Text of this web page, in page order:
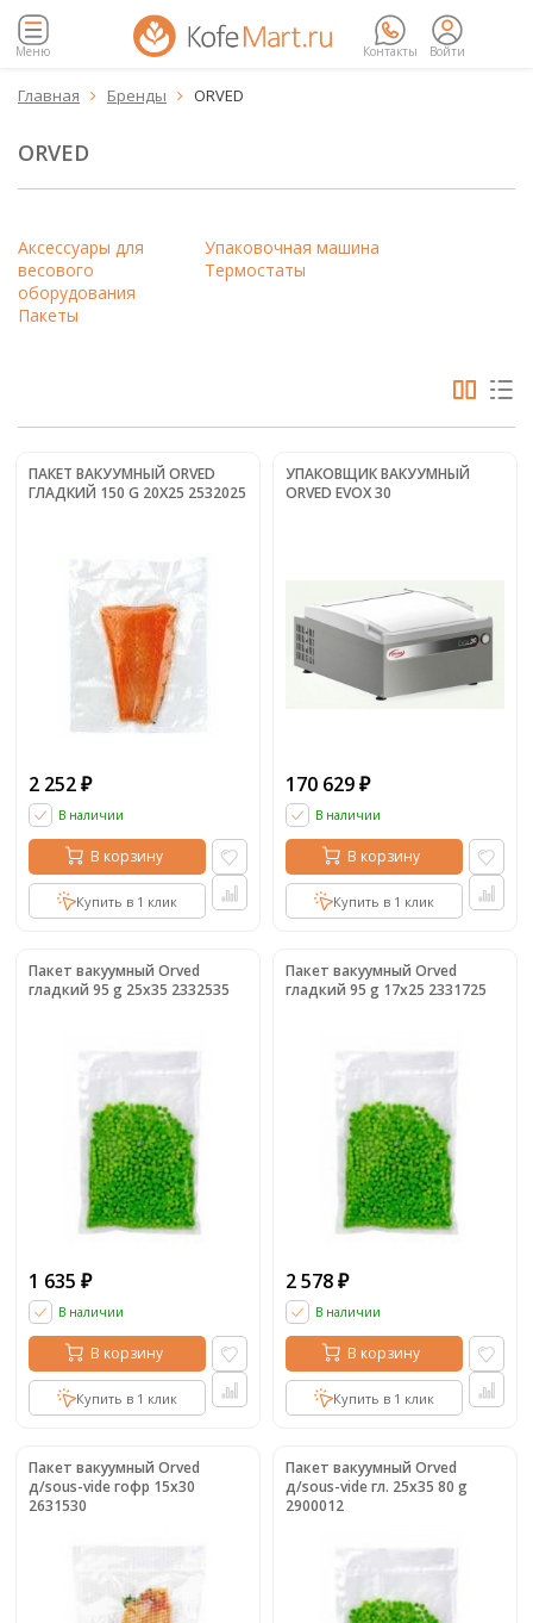
Меню Контакты Войти
Главная  Бренды  ORVED
ORVED
Аксессуары для
весового
оборудования
Пакеты
Упаковочная машина
Термостаты
ПАКЕТ ВАКУУМНЫЙ ORVED
ГЛАДКИЙ 150 G 20Х25 2532025
2 252 ₽
В наличии
В корзину
Купить в 1 клик
УПАКОВЩИК ВАКУУМНЫЙ
ORVED EVOX 30
170 629 ₽
В наличии
В корзину
Купить в 1 клик
Пакет вакуумный Orved
гладкий 95 g 25х35 2332535
1 635 ₽
В наличии
В корзину
Купить в 1 клик
Пакет вакуумный Orved
гладкий 95 g 17х25 2331725
2 578 ₽
В наличии
В корзину
Купить в 1 клик
Пакет вакуумный Orved
д/sous-vide гофр 15х30
2631530
Пакет вакуумный Orved
д/sous-vide гл. 25х35 80 g
2900012